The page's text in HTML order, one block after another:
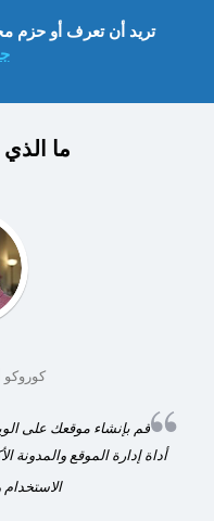
تريد أن تعرف أو حزم
ما الذي
أداة إدارة الموقع